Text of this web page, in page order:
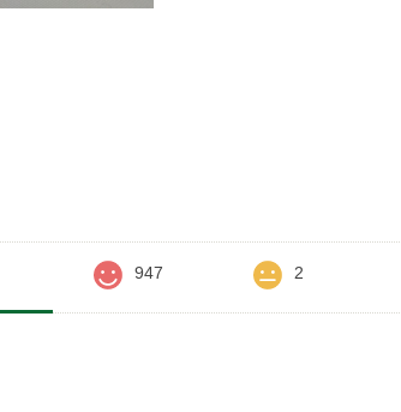
947 2